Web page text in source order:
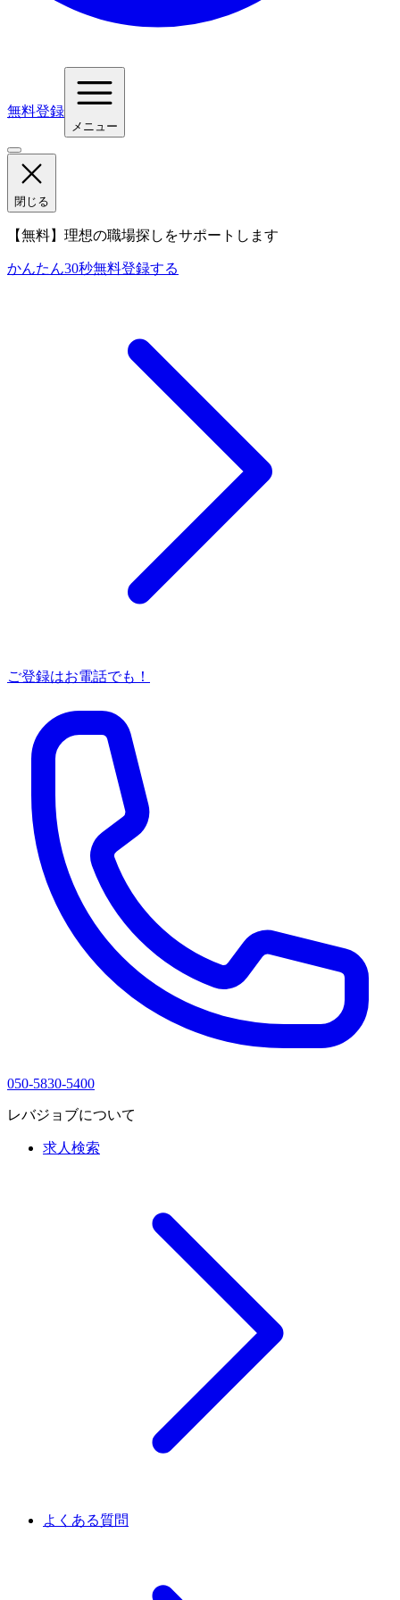
無料登録
メニュー
閉じる
【無料】理想の職場探しをサポートします
かんたん30秒無料登録する
ご登録はお電話でも！
050-5830-5400
レバジョブについて
求人検索
よくある質問